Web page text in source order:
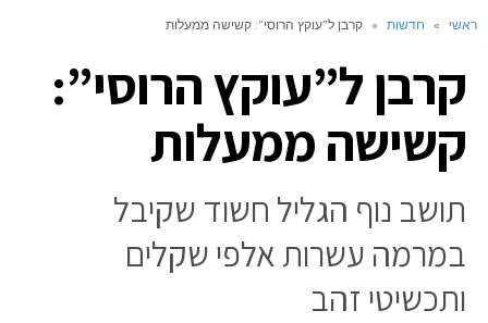
ראשי » חדשות » קרבן ל”עוקץ הרוסי”: קשישה ממעלות
קרבן ל”עוקץ הרוסי”:
קשישה ממעלות
תושב נוף הגליל חשוד שקיבל
במרמה עשרות אלפי שקלים
ותכשיטי זהב